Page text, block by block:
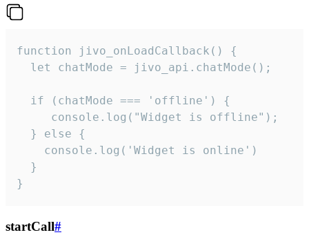
function jivo_onLoadCallback() {
  let chatMode = jivo_api.chatMode();
  if (chatMode === 'offline') {
     console.log("Widget is offline");
  } else {
    console.log('Widget is online')
  }
}
startCall#